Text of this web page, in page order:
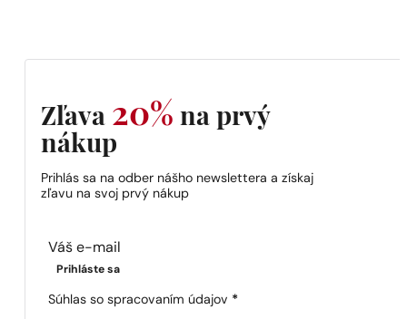
Zľava 20% na prvý
nákup
Prihlás sa na odber nášho newslettera a získaj
zľavu na svoj prvý nákup
Section
Prihláste sa
Súhlas so spracovaním údajov *